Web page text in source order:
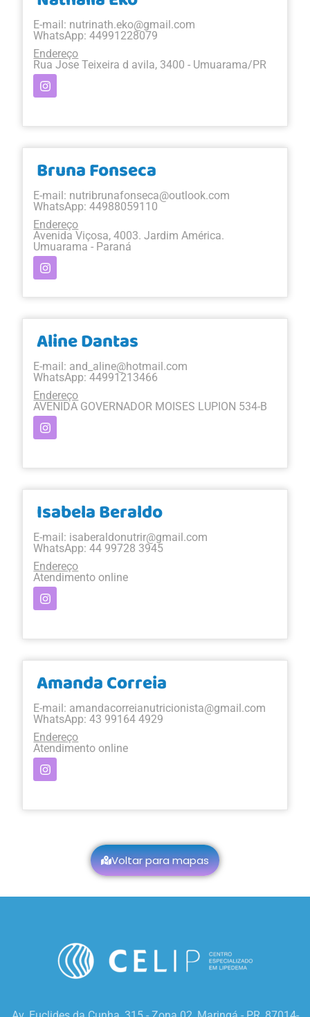
E-mail: nutrinath.eko@gmail.com
WhatsApp: 44991228079
Endereço
Rua Jose Teixeira d avila, 3400 - Umuarama/PR
Bruna Fonseca
E-mail: nutribrunafonseca@outlook.com
WhatsApp: 44988059110
Endereço
Avenida Viçosa, 4003. Jardim América.
Umuarama - Paraná
Aline Dantas
E-mail: and_aline@hotmail.com
WhatsApp: 44991213466
Endereço
AVENIDA GOVERNADOR MOISES LUPION 534-B
Isabela Beraldo
E-mail: isaberaldonutrir@gmail.com
WhatsApp: 44 99728 3945
Endereço
Atendimento online
Amanda Correia
E-mail: amandacorreianutricionista@gmail.com
WhatsApp: 43 99164 4929
Endereço
Atendimento online
Voltar para mapas